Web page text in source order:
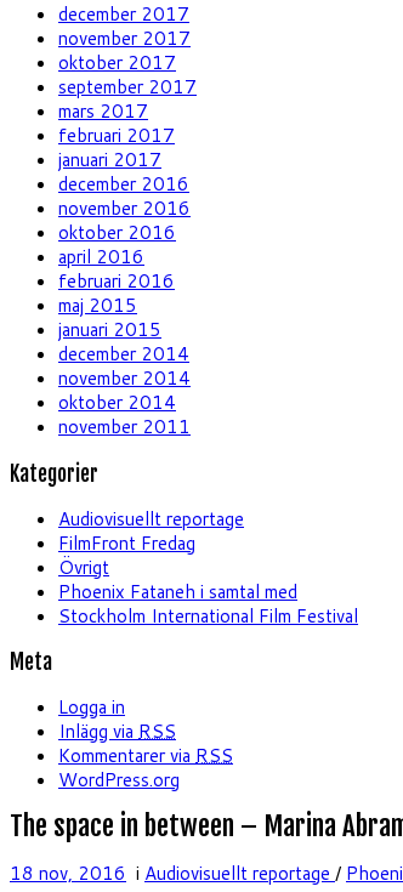
december 2017
november 2017
oktober 2017
september 2017
mars 2017
februari 2017
januari 2017
december 2016
november 2016
oktober 2016
april 2016
februari 2016
maj 2015
januari 2015
december 2014
november 2014
oktober 2014
november 2011
Kategorier
Audiovisuellt reportage
FilmFront Fredag
Övrigt
Phoenix Fataneh i samtal med
Stockholm International Film Festival
Meta
Logga in
Inlägg via RSS
Kommentarer via RSS
WordPress.org
The space in between – Marina
18 nov, 2016 i Audiovisuellt reportage /